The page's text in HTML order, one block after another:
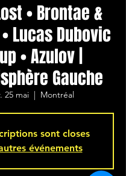
• Brontae &
Lucas Dubovic
• Azulov |
Gauche
25 mai
  |
Montréal
sont closes
événements